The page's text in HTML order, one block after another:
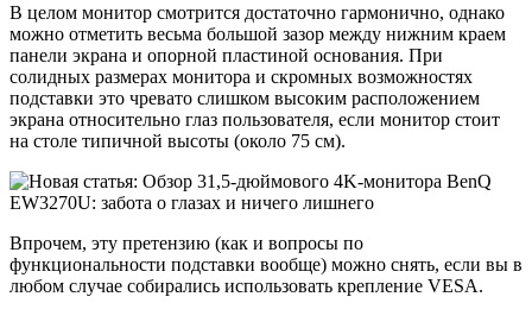
В целом монитор смотрится достаточно гармонично, однако
можно отметить весьма большой зазор между нижним краем
панели экрана и опорной пластиной основания. При
солидных размерах монитора и скромных возможностях
подставки это чревато слишком высоким расположением
экрана относительно глаз пользователя, если монитор стоит
на столе типичной высоты (около 75 см).
Впрочем, эту претензию (как и вопросы по
функциональности подставки вообще) можно снять, если вы в
любом случае собирались использовать крепление VESA.